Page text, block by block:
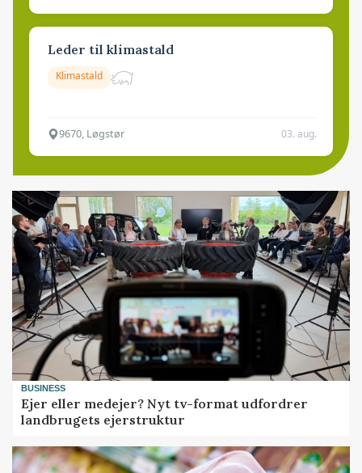
Leder til klimastald
Klimastald
9670, Løgstør 03. aug.
BUSINESS
Ejer eller medejer? Nyt tv-format udfordrer
landbrugets ejerstruktur